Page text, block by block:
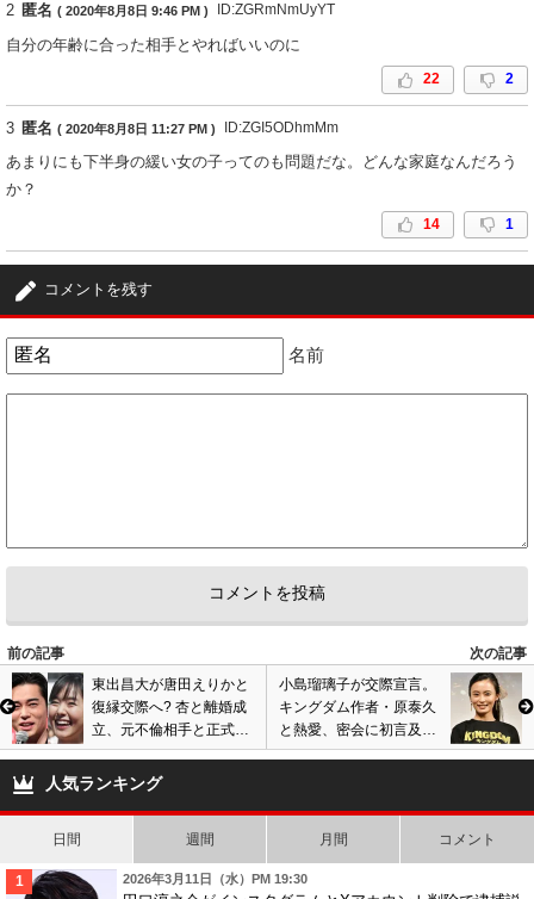
2 匿名 ( 2020年8月8日 9:46 PM ) ID:ZGRmNmUyYT
自分の年齢に合った相手とやればいいのに
22 2
3 匿名 ( 2020年8月8日 11:27 PM ) ID:ZGI5ODhmMm
あまりにも下半身の緩い女の子ってのも問題だな。どんな家庭なんだろう
か？
14 1
天下の山Pが相手なら緩くもなるさ
その子の実家めっちゃ汚かったから余計舞い上がったと思うよ
庶民からセレブになれた！みたいにね
１泊１００万なんて夢のまた夢みたいなぐちゃぐちゃな家で１７歳のバー
若けりゃ若いほどいいんかい？ガッカリだよ！！
6 匿名 ( 2020年8月9日 10:33 PM )
コンサート控えてるんだっけ？
自覚なさすぎだろ。
1
7 匿名 ( 2020年8月10日 1:10 AM )
やまぴーに関しては目が離れてるしかっこよさがわからん。日本人って女
の子ぽい男の子好きだよね💧
コメントを残す
名前
前の記事
次の記事
東出昌大が唐田えりかと
復縁交際へ? 杏と離婚成
立、元不倫相手と正式な
付き合い開始の可能性
も…
小島瑠璃子が交際宣言。
キングダム作者・原泰久
と熱愛、密会に初言及し
報道内容を認める。略奪
人気ランキング
日間 週間 月間 コメント
2026年3月11日（水）PM 19:30